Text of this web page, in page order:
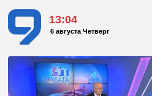
13:04
6 августа Четверг